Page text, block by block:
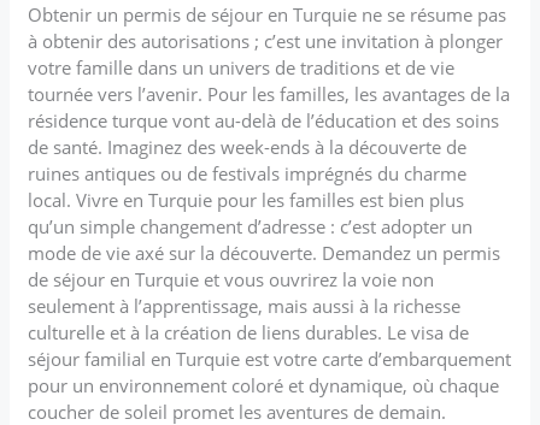
Obtenir un permis de séjour en Turquie ne se résume pas
à obtenir des autorisations ; c’est une invitation à plonger
votre famille dans un univers de traditions et de vie
tournée vers l’avenir. Pour les familles, les avantages de la
résidence turque vont au-delà de l’éducation et des soins
de santé. Imaginez des week-ends à la découverte de
ruines antiques ou de festivals imprégnés du charme
local. Vivre en Turquie pour les familles est bien plus
qu’un simple changement d’adresse : c’est adopter un
mode de vie axé sur la découverte. Demandez un permis
de séjour en Turquie et vous ouvrirez la voie non
seulement à l’apprentissage, mais aussi à la richesse
culturelle et à la création de liens durables. Le visa de
séjour familial en Turquie est votre carte d’embarquement
pour un environnement coloré et dynamique, où chaque
coucher de soleil promet les aventures de demain.